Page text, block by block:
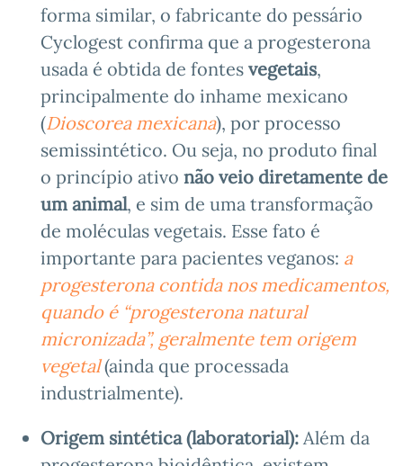
forma similar, o fabricante do pessário
Cyclogest confirma que a progesterona
usada é obtida de fontes vegetais,
principalmente do inhame mexicano
(Dioscorea mexicana), por processo
semissintético. Ou seja, no produto final
o princípio ativo não veio diretamente de
um animal, e sim de uma transformação
de moléculas vegetais. Esse fato é
importante para pacientes veganos: a
progesterona contida nos medicamentos,
quando é “progesterona natural
micronizada”, geralmente tem origem
vegetal(ainda que processada
industrialmente).
Origem sintética (laboratorial): Além da